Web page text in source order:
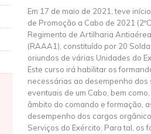
Em 17 de maio de 2021, teve
de Promoção a Cabo de 2021
Regimento de Artilharia Antiaérea
(RAAA1), constituído por 20
oriundos de várias Unidades do
Este curso irá habilitar os
necessárias ao desempenho
eventuais de um Cabo, bem
âmbito do comando e formação,
desempenho dos cargos
Serviços do Exército. Para tal, os